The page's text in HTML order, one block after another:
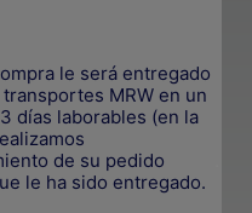
le será entregado
MRW en un
días laborables (en la
de su pedido
le ha sido entregado.